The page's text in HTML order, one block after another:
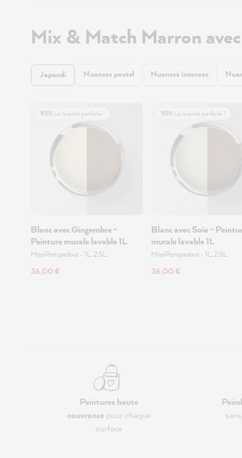
Mix & Match Marron
Japandi Nuances pastel Nuances intenses
93% La nuance parfaite !
Blanc avec Gingembre -
Peinture murale lavable 1L
MissPompadour • 1L, 2.5L
36,00 €
93% La nuance parfaite !
Blanc avec Soie -
murale lavable 1L
MissPompadour • 1L, 2.5L
36,00 €
Peintures haute
couvrancepour chaque
surface